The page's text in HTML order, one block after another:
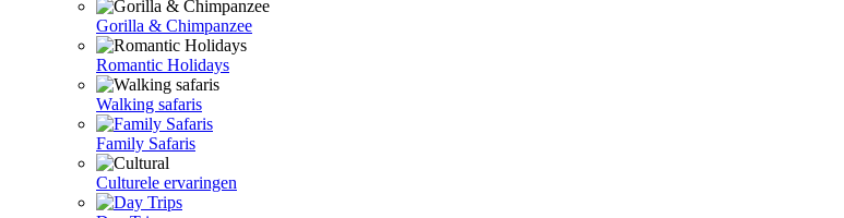
Gorilla & Chimpanzee
Romantic Holidays
Walking safaris
Family Safaris
Culturele ervaringen